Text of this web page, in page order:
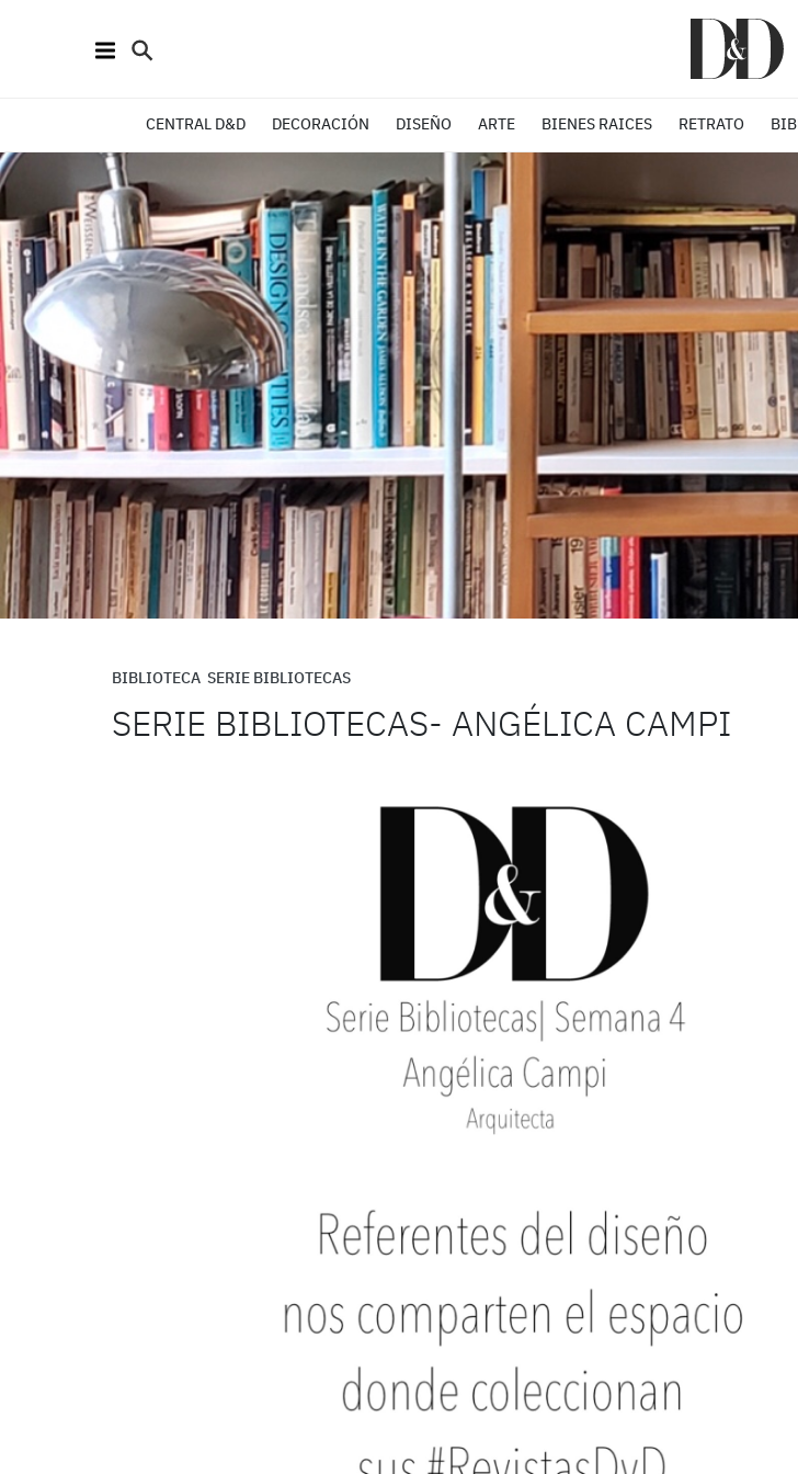
CENTRAL D&D DECORACIÓN DISEÑO ARTE BIENES RAICES RETRATO
BIBLIOTECA SERIE BIBLIOTECAS
SERIE BIBLIOTECAS- ANGÉLICA CAMPI